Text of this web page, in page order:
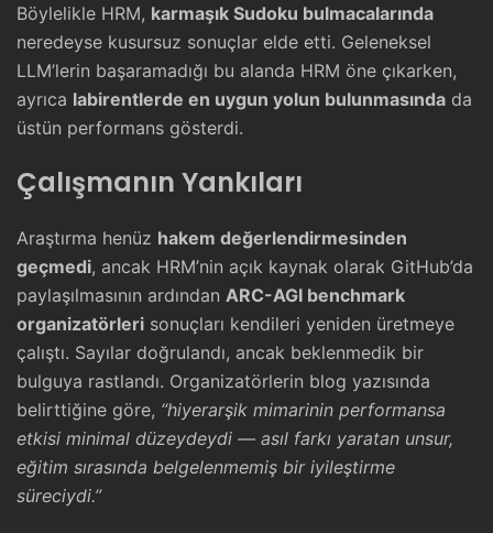
Böylelikle HRM, karmaşık Sudoku bulmacalarında
neredeyse kusursuz sonuçlar elde etti. Geleneksel
LLM’lerin başaramadığı bu alanda HRM öne çıkarken,
ayrıca labirentlerde en uygun yolun bulunmasında da
üstün performans gösterdi.
Çalışmanın Yankıları
Araştırma henüz hakem değerlendirmesinden
geçmedi, ancak HRM’nin açık kaynak olarak GitHub’da
paylaşılmasının ardından ARC-AGI benchmark
organizatörleri sonuçları kendileri yeniden üretmeye
çalıştı. Sayılar doğrulandı, ancak beklenmedik bir
bulguya rastlandı. Organizatörlerin blog yazısında
belirttiğine göre, “hiyerarşik mimarinin performansa
etkisi minimal düzeydeydi — asıl farkı yaratan unsur,
eğitim sırasında belgelenmemiş bir iyileştirme
süreciydi.”